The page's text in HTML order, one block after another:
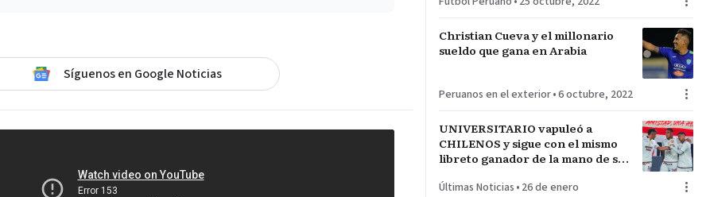
Síguenos en Google Noticias
Christian Cueva y el millonario
sueldo que gana en Arabia
Peruanos en el exterior•6 octubre, 2022
UNIVERSITARIO vapuleó a
CHILENOS y sigue con el mismo
libreto ganador de la mano de su
RABANAL
Últimas Noticias • 26 de enero